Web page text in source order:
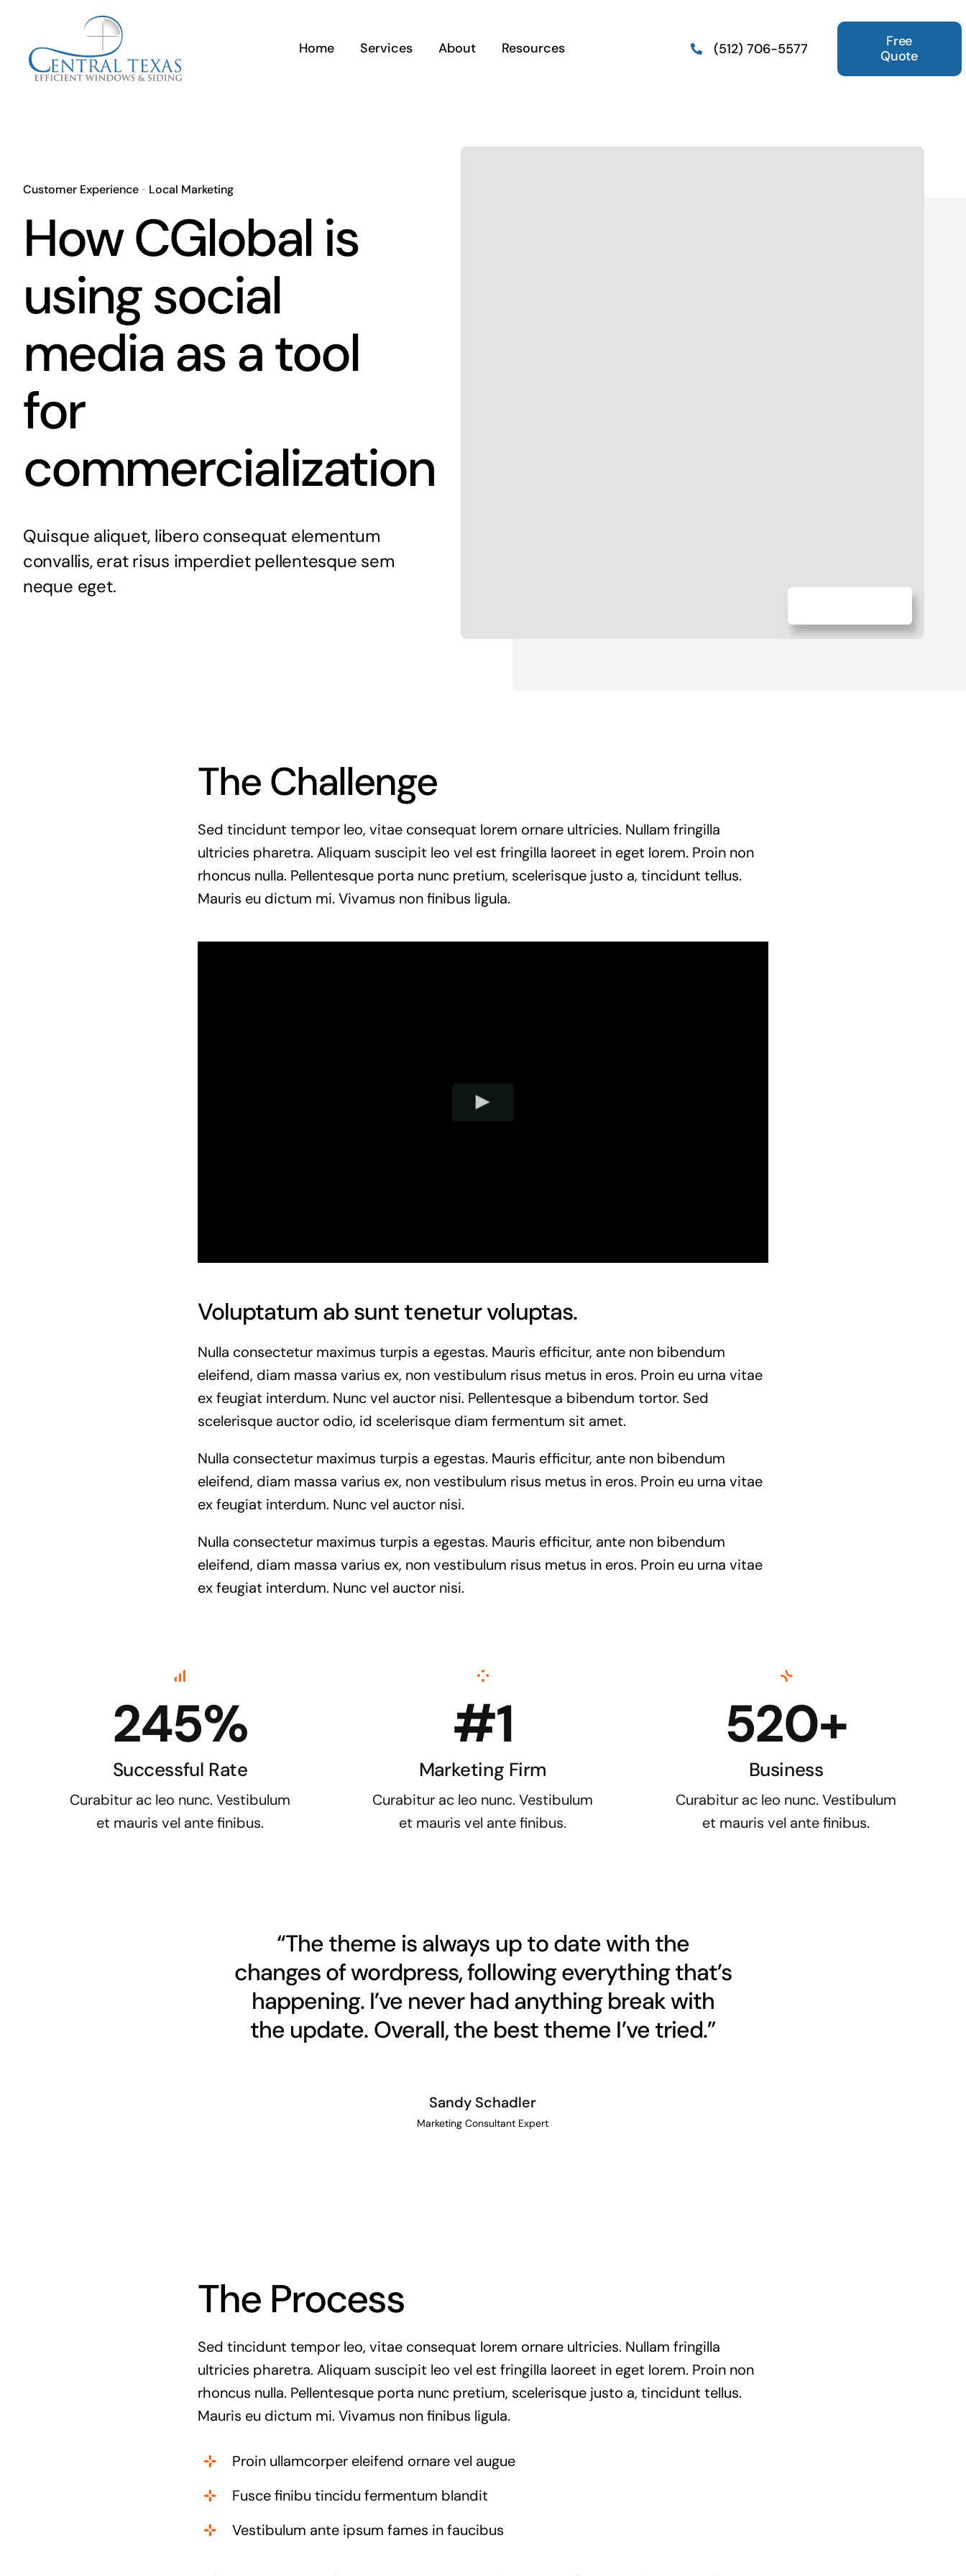
content
Home Services About Resources (512) 706-5577
Free
Quote
Customer Experience• Local Marketing
How CGlobal is
using social
media as a tool
for
commercialization
Quisque aliquet, libero consequat elementum
convallis, erat risus imperdiet pellentesque sem
neque eget.
The Challenge
Sed tincidunt tempor leo, vitae consequat lorem ornare ultricies. Nullam fringilla
ultricies pharetra. Aliquam suscipit leo vel est fringilla laoreet in eget lorem. Proin non
rhoncus nulla. Pellentesque porta nunc pretium, scelerisque justo a, tincidunt tellus.
Mauris eu dictum mi. Vivamus non finibus ligula.
Voluptatum ab sunt tenetur voluptas.
Nulla consectetur maximus turpis a egestas. Mauris efficitur, ante non bibendum
eleifend, diam massa varius ex, non vestibulum risus metus in eros. Proin eu urna vitae
ex feugiat interdum. Nunc vel auctor nisi. Pellentesque a bibendum tortor. Sed
scelerisque auctor odio, id scelerisque diam fermentum sit amet.
Nulla consectetur maximus turpis a egestas. Mauris efficitur, ante non bibendum
eleifend, diam massa varius ex, non vestibulum risus metus in eros. Proin eu urna vitae
ex feugiat interdum. Nunc vel auctor nisi.
Nulla consectetur maximus turpis a egestas. Mauris efficitur, ante non bibendum
eleifend, diam massa varius ex, non vestibulum risus metus in eros. Proin eu urna vitae
ex feugiat interdum. Nunc vel auctor nisi.
245%
Successful Rate
Curabitur ac leo nunc. Vestibulum
et mauris vel ante finibus.
#1
Marketing Firm
Curabitur ac leo nunc. Vestibulum
et mauris vel ante finibus.
520+
Business
Curabitur ac leo nunc. Vestibulum
et mauris vel ante finibus.
“The theme is always up to date with the
changes of wordpress, following everything that’s
happening. I’ve never had anything break with
the update. Overall, the best theme I’ve tried.”
Sandy Schadler
Marketing Consultant Expert
The Process
Sed tincidunt tempor leo, vitae consequat lorem ornare ultricies. Nullam fringilla
ultricies pharetra. Aliquam suscipit leo vel est fringilla laoreet in eget lorem. Proin non
rhoncus nulla. Pellentesque porta nunc pretium, scelerisque justo a, tincidunt tellus.
Mauris eu dictum mi. Vivamus non finibus ligula.
Proin ullamcorper eleifend ornare vel augue
Fusce finibu tincidu fermentum blandit
Vestibulum ante ipsum fames in faucibus